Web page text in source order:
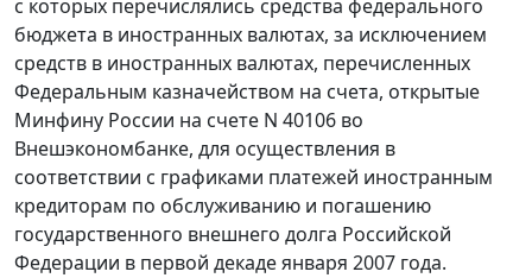
с которых перечислялись средства федерального
бюджета в иностранных валютах, за исключением
средств в иностранных валютах, перечисленных
Федеральным казначейством на счета, открытые
Минфину России на счете N 40106 во
Внешэкономбанке, для осуществления в
соответствии с графиками платежей иностранным
кредиторам по обслуживанию и погашению
государственного внешнего долга Российской
Федерации в первой декаде января 2007 года.